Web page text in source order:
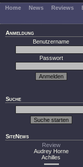
Home News Reviews
Anmeldung
Benutzername
Passwort
Suche
SiteNews
Review
Audrey Horne
Achilles